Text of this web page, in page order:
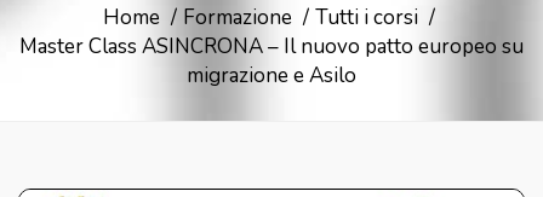
Home Formazione
Tutti i corsi
Master Class ASINCRONA – Il nuovo patto europeo su
migrazione e Asilo